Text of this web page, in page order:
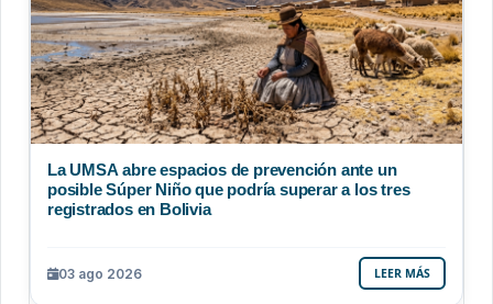
La UMSA abre espacios de prevención ante un
posible Súper Niño que podría superar a los tres
registrados en Bolivia
03 ago 2026 LEER MÁS